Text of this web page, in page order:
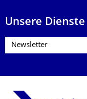
Unsere Dienste